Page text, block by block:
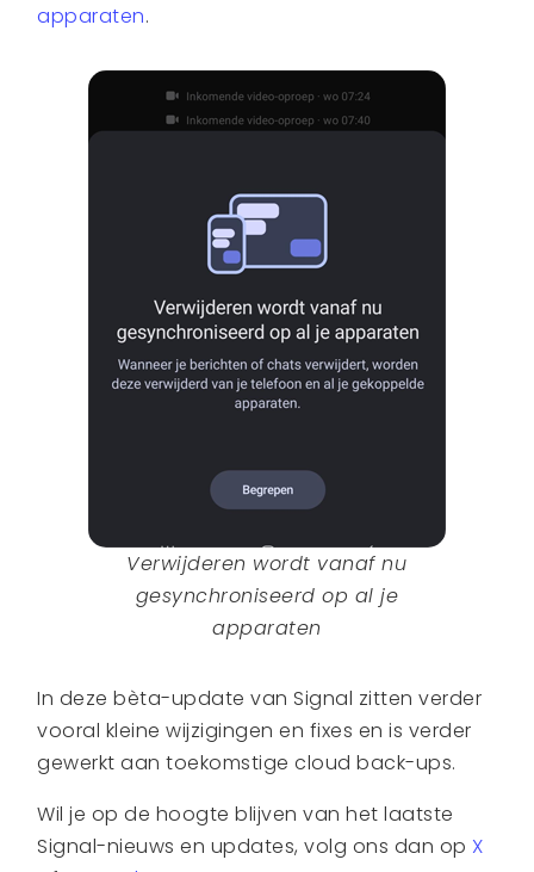
apparaten.
Verwijderen wordt vanaf nu
gesynchroniseerd op al je
apparaten
In deze bèta-update van Signal zitten verder
vooral kleine wijzigingen en fixes en is verder
gewerkt aan toekomstige cloud back-ups.
Wil je op de hoogte blijven van het laatste
Signal-nieuws en updates, volg ons dan op X